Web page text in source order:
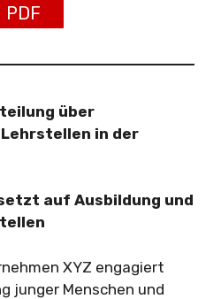
PDF
über
in der
auf Ausbildung und
XYZ engagiert
junger Menschen und